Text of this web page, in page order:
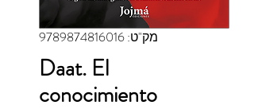
מק"ט: 9789874816016
Daat. El
conocimiento